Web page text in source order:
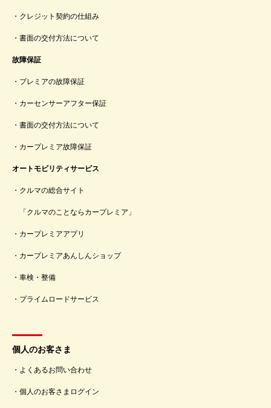
クレジット契約の仕組み
書面の交付方法について
故障保証
プレミアの故障保証
カーセンサーアフター保証
書面の交付方法について
カープレミア故障保証
オートモビリティサービス
クルマの総合サイト
「クルマのことならカープレミア」
カープレミアアプリ
カープレミアあんしんショップ
車検・整備
プライムロードサービス
個人のお客さま
よくあるお問い合わせ
個人のお客さまログイン